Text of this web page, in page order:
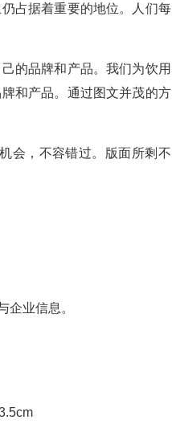
占据着重要的地位。人们每
的品牌和产品。我们为饮用
和产品。通过图文并茂的方
会，不容错过。版面所剩不
企业信息。